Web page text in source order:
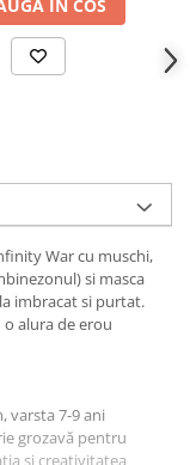
IN COS
War cu muschi,
si masca
imbracat si purtat.
alura de erou
varsta 7-9 ani
grozavă pentru
și creativitatea